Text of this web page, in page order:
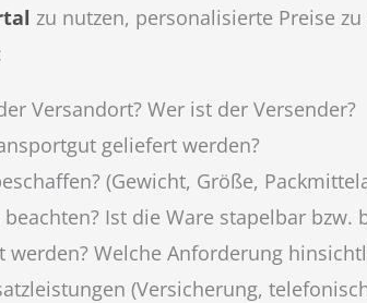
zu nutzen, personalisierte Preise
Versandort? Wer ist der Versender?
geliefert werden?
(Gewicht, Größe,
Ist die Ware stapelbar bzw.
werden? Welche Anforderung
(Versicherung,